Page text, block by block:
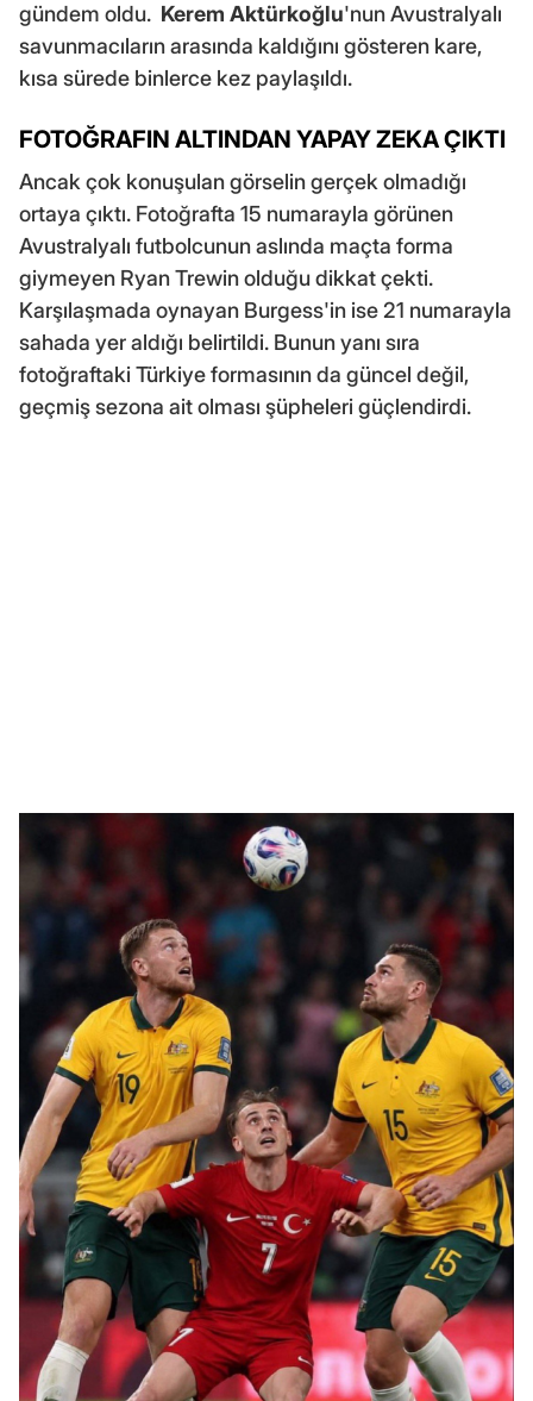
gündem oldu. Kerem Aktürkoğlu'nun Avustralyalı
savunmacıların arasında kaldığını gösteren kare,
kısa sürede binlerce kez paylaşıldı.
FOTOĞRAFIN ALTINDAN YAPAY ZEKA ÇIKTI
Ancak çok konuşulan görselin gerçek olmadığı
ortaya çıktı. Fotoğrafta 15 numarayla görünen
Avustralyalı futbolcunun aslında maçta forma
giymeyen Ryan Trewin olduğu dikkat çekti.
Karşılaşmada oynayan Burgess'in ise 21 numarayla
sahada yer aldığı belirtildi. Bunun yanı sıra
fotoğraftaki Türkiye formasının da güncel değil,
geçmiş sezona ait olması şüpheleri güçlendirdi.